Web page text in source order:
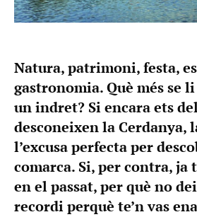
Natura, patrimoni, festa,
gastronomia. Què més se
un indret? Si encara ets
desconeixen la Cerdanya,
l’excusa perfecta per
comarca. Si, per contra, ja
en el passat, per què no
recordi perquè te’n vas